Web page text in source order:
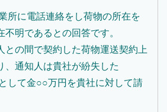
所に電話連絡をし荷物の所在を
不明であるとの回答です。
との間で契約した荷物運送契約上
、通知人は貴社が紛失した
して金○○万円を貴社に対して請